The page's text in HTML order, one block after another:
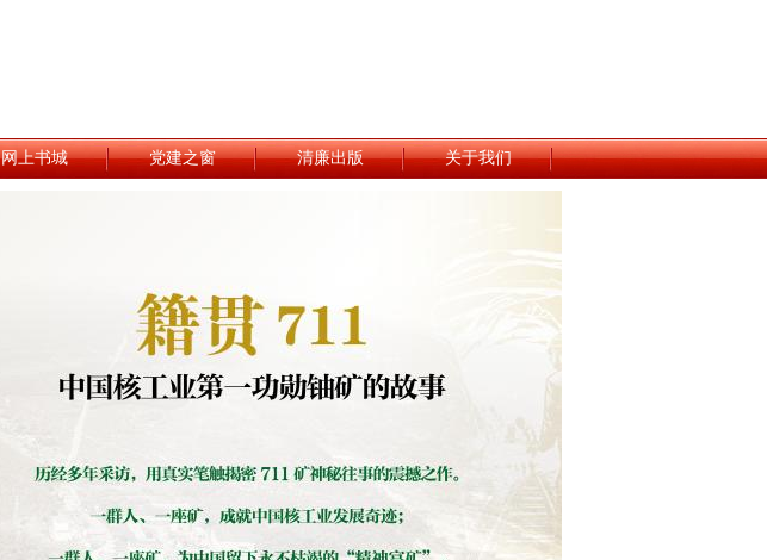
网上书城 党建之窗 清廉出版 关于我们